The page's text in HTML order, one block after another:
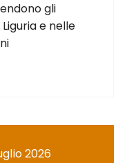
gli
e nelle
2026